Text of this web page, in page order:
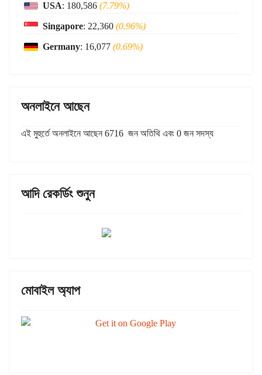
USA: 180,586 (7.79%)
Singapore: 22,360 (0.96%)
Germany: 16,077 (0.69%)
অনলাইনে আছেন
এই মুহুর্তে অনলাইনে আছেন 6716 জন অতিথি এবং 0 জন সদস্য
আদি রেকর্ডিং শুনুন
মোবাইল অ্যাপ